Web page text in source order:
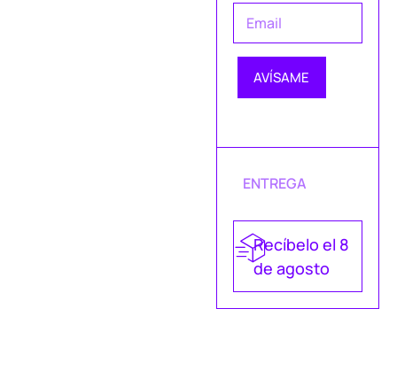
AVÍSAME
ENTREGA
Recíbelo el 8
de agosto